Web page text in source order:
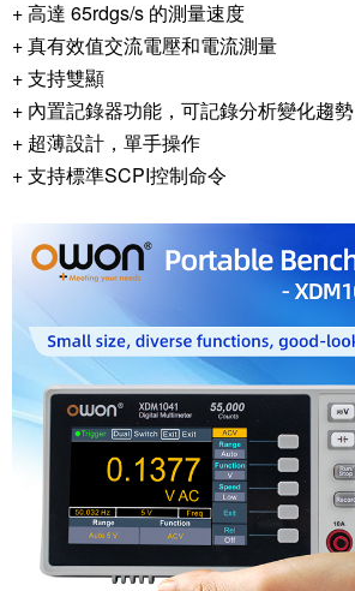
+ 高達 65rdgs/s 的測量速度
+ 真有效值交流電壓和電流測量
+ 支持雙顯
+ 內置記錄器功能，可記錄分析變化趨勢
+ 超薄設計，單手操作
+ 支持標準SCPI控制命令